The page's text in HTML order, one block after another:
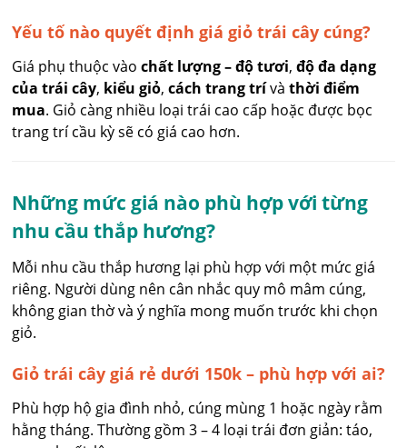
Yếu tố nào quyết định giá giỏ trái cây cúng?
Giá phụ thuộc vàochất lượng – độ tươi,độ đa dạng
của trái cây, kiểu giỏ,cách trang trívàthời điểm
mua. Giỏ càng nhiều loại trái cao cấp hoặc được bọc
trang trí cầu kỳ sẽ có giá cao hơn.
Những mức giá nào phù hợp với từng
nhu cầu thắp hương?
Mỗi nhu cầu thắp hương lại phù hợp với một mức giá
riêng. Người dùng nên cân nhắc quy mô mâm cúng,
không gian thờ và ý nghĩa mong muốn trước khi chọn
giỏ.
Giỏ trái cây giá rẻ dưới 150k – phù hợp với ai?
Phù hợp hộ gia đình nhỏ, cúng mùng 1 hoặc ngày rằm
hằng tháng. Thường gồm 3 – 4 loại trái đơn giản: táo,